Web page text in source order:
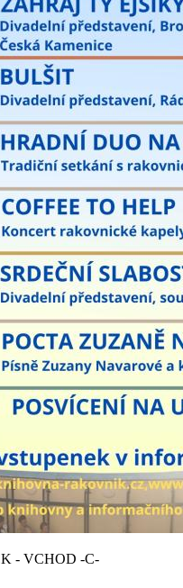
- VCHOD -C-